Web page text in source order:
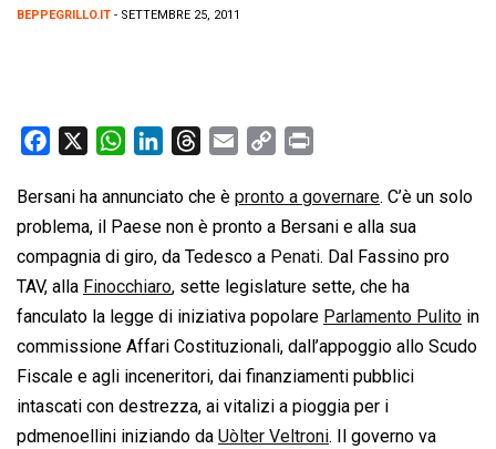
BEPPEGRILLO.IT - SETTEMBRE 25, 2011
c
e
b
o
o
k
W
a
t
s
A
p
p
n
k
e
d
I
n
r
e
a
d
s
a
i
l
p
y
L
i
n
k
i
n
t
Bersani ha annunciato che è pronto a governare. C’è un solo
problema, il Paese non è pronto a Bersani e alla sua
compagnia di giro, da Tedesco a Penati. Dal Fassino pro
TAV, alla Finocchiaro, sette legislature sette, che ha
fanculato la legge di iniziativa popolare Parlamento Pulito in
commissione Affari Costituzionali, dall’appoggio allo Scudo
Fiscale e agli inceneritori, dai finanziamenti pubblici
intascati con destrezza, ai vitalizi a pioggia per i
pdmenoellini iniziando da Uòlter Veltroni. Il governo va